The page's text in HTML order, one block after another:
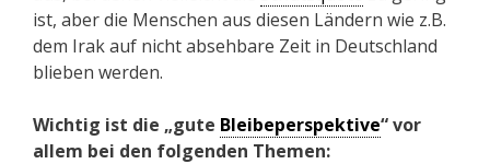
ist, aber die Menschen aus diesen Ländern wie z.B.
dem Irak auf nicht absehbare Zeit in Deutschland
blieben werden.
Wichtig ist die „gute Bleibeperspektive“ vor
allem bei den folgenden Themen: